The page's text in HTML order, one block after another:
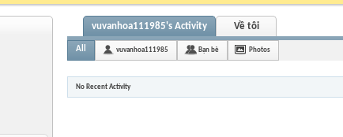
vuvanhoa111985's Activity Về tôi
All vuvanhoa111985 Bạn bè Photos
No Recent Activity